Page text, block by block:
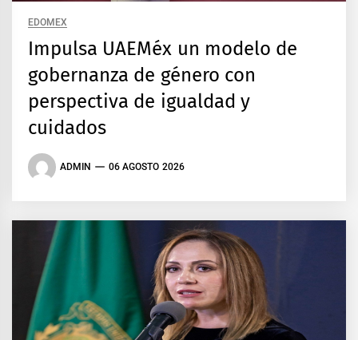
EDOMEX
Impulsa UAEMéx un modelo de
gobernanza de género con
perspectiva de igualdad y
cuidados
ADMIN 06 AGOSTO 2026